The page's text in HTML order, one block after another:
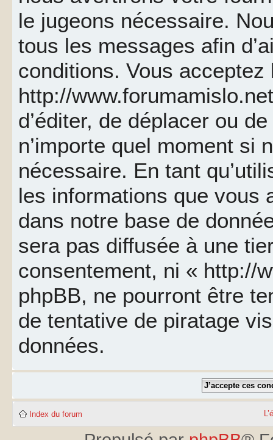
le jugeons nécessaire.
tous les messages afin
conditions. Vous acceptez
http://
d’éditer, de déplacer ou
n’importe quel moment si
nécessaire. En tant
les informations que vous
dans notre base de
sera pas diffusée à une
consentement, ni « http://
phpBB, ne pourront être
de tentative de piratage
données.
Index du forum